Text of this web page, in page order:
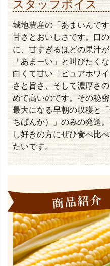
スタッフボイス
城地農産の「あまいんで
甘さとおいしさです。口
に、甘すぎるほどの果汁
「あまーい」と叫びたく
白くて甘い「ピュアホワ
さと旨さ、そして濃厚さ
めて高いのです。その秘
最大になる早朝の収穫と
ちばんか）」のみの発送
し好きの方にぜひ食べ比
たいです。